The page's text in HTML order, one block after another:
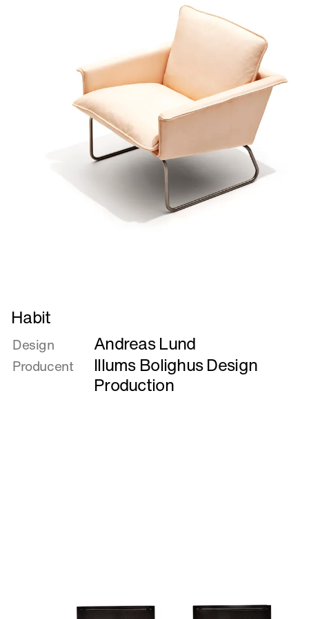
Læs
mere
om
Habit
Habit
Design Andreas Lund
Producent
Illums Bolighus Design
Production